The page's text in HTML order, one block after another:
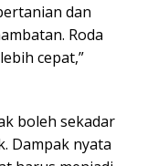
dan
Roda
cepat,”
boleh sekadar
Dampak nyata